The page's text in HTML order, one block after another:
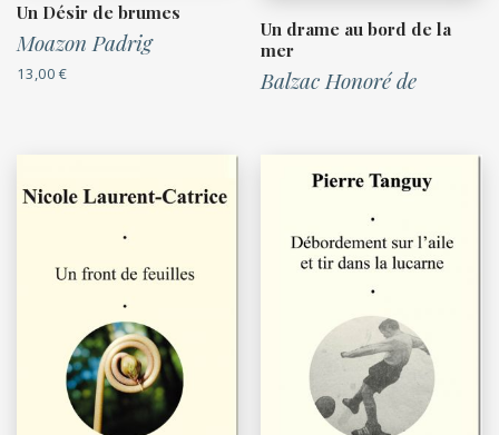
Un Désir de brumes
Moazon Padrig
13,00 €
Un drame au bord de la
mer
Balzac Honoré de